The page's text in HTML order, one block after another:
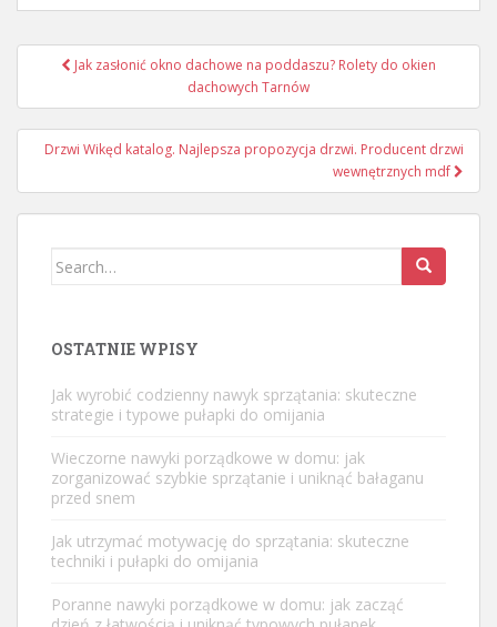
Nawigacja
Jak zasłonić okno dachowe na poddaszu? Rolety do okien
dachowych Tarnów
Drzwi Wikęd katalog. Najlepsza propozycja drzwi. Producent drzwi
wewnętrznych mdf
Search
OSTATNIE WPISY
Jak wyrobić codzienny nawyk sprzątania: skuteczne
strategie i typowe pułapki do omijania
Wieczorne nawyki porządkowe w domu: jak
zorganizować szybkie sprzątanie i uniknąć bałaganu
przed snem
Jak utrzymać motywację do sprzątania: skuteczne
techniki i pułapki do omijania
Poranne nawyki porządkowe w domu: jak zacząć